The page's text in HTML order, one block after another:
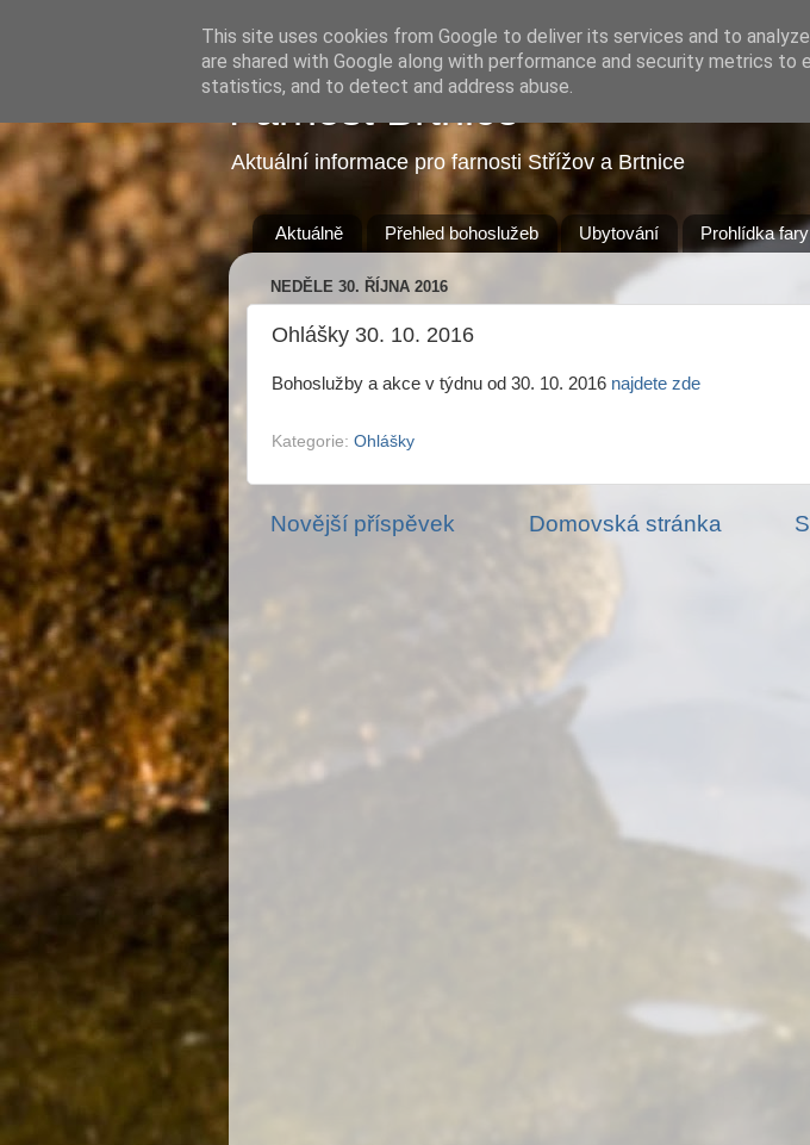
Farnost Brtnice
Aktuální informace pro farnosti Střížov a Brtnice
Aktuálně Přehled bohoslužeb Ubytování Prohlídka fary
NEDĚLE 30. ŘÍJNA 2016
Ohlášky 30. 10. 2016
Bohoslužby a akce v týdnu od 30. 10. 2016 najdete zde
Kategorie: Ohlášky
Novější příspěvek Domovská stránka
This site uses cookies from Google to deliver its services and to
are shared with Google along with performance and security metrics to
statistics, and to detect and address abuse.